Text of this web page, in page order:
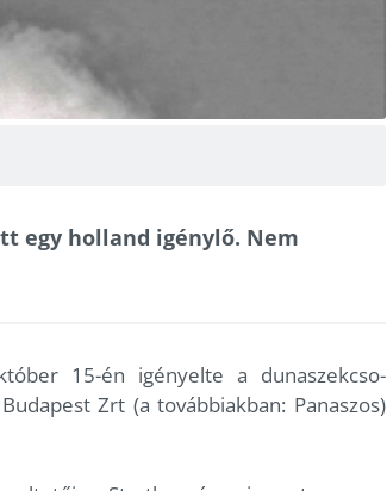
egy holland igénylő. Nem
15-én igényelte a dunaszekcso-
Zrt (a továbbiakban: Panaszos)